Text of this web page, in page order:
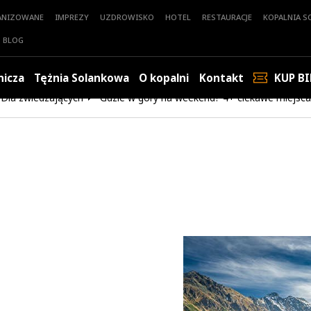
IMPREZY UZDROWISKO HOTEL RESTAURACJE
KOPALNIA
BLOG
Tężnia Solankowa O kopalni Kontakt KUP
Dla zwiedzających Gdzie w góry na weekend? 4+ ciekawe